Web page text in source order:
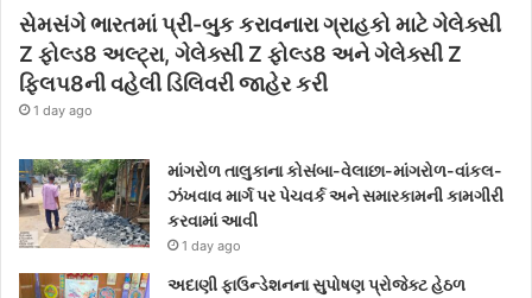
સેમસંગે ભારતમાં પ્રી-બુક કરાવનારા ગ્રાહકો માટે ગેલેક્સી
Z ફોલ્ડ8 અલ્ટ્રા, ગેલેક્સી Z ફોલ્ડ8 અને ગેલેક્સી Z
ફ્લિપ8ની વહેલી ડિલિવરી જાહેર કરી
1 day ago
માંગરોળ તાલુકાના કોસંબા-વેલાછા-માંગરોળ-વાંકલ-
ઝંખવાવ માર્ગ પર પેચવર્ક અને સમારકામની કામગીરી
કરવામાં આવી
1 day ago
અદાણી ફાઉન્ડેશનના સુપોષણ પ્રોજેક્ટ હેઠળ